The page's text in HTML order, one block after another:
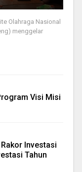
Olahraga Nasional
menggelar
Visi Misi
Investasi
Tahun